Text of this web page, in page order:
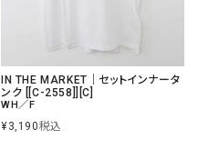
IN THE MARKET｜セットインナータ
ンク [[C-2558]][C]
WH／F
¥3,190税込